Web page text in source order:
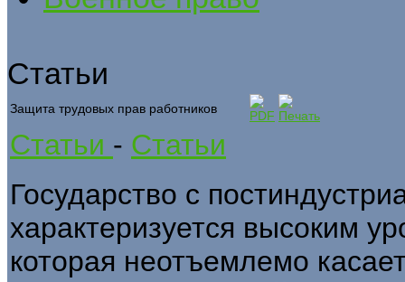
Статьи
Защита трудовых прав работников
Статьи - Статьи
Государство с
характеризуется высоким
которая неотъемлемо